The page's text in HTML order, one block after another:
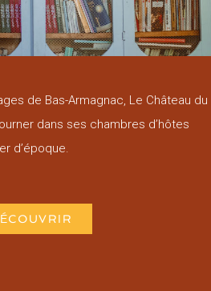
de Bas-Armagnac, Le Château du
dans ses chambres d’hôtes
d’époque.